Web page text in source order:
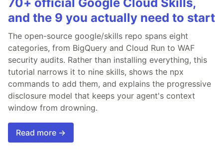
and the 9 you actually need to start
The open-source google/skills repo spans eight
categories, from BigQuery and Cloud Run to WAF
security audits. Rather than installing everything, this
tutorial narrows it to nine skills, shows the npx
commands to add them, and explains the progressive
disclosure model that keeps your agent's context
window from drowning.
Read more →